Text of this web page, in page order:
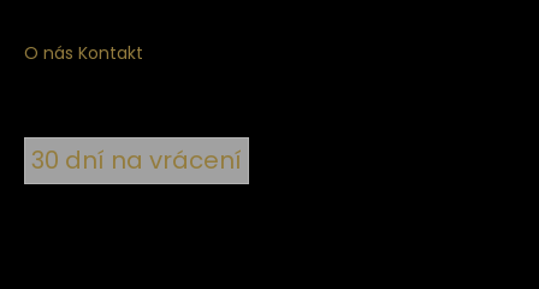
O nás Kontakt
30 dní na vrácení